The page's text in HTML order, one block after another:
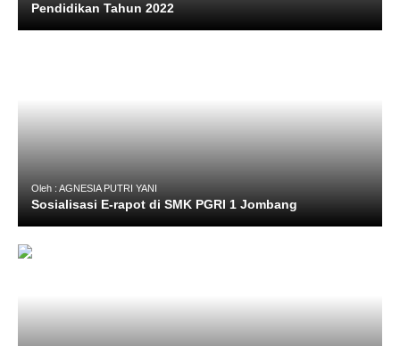
Pendidikan Tahun 2022
Oleh : AGNESIA PUTRI YANI
Sosialisasi E-rapot di SMK PGRI 1 Jombang